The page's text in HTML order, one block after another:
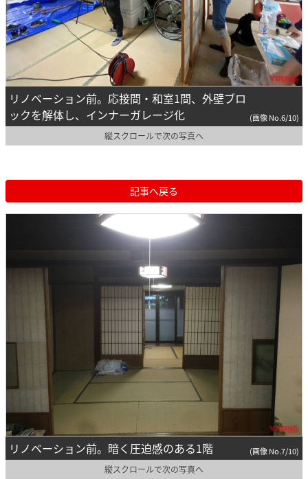
リノベーション前。応接間・和室1間、外壁ブロ
ックを解体し、インナーガレージ化
(画像 No.6/10)
縦スクロールで次の写真へ
記事へ戻る
リノベーション前。暗く圧迫感のある1階 (画像 No.7/10)
縦スクロールで次の写真へ